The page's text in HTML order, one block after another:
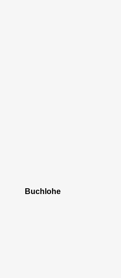
Buchlohe